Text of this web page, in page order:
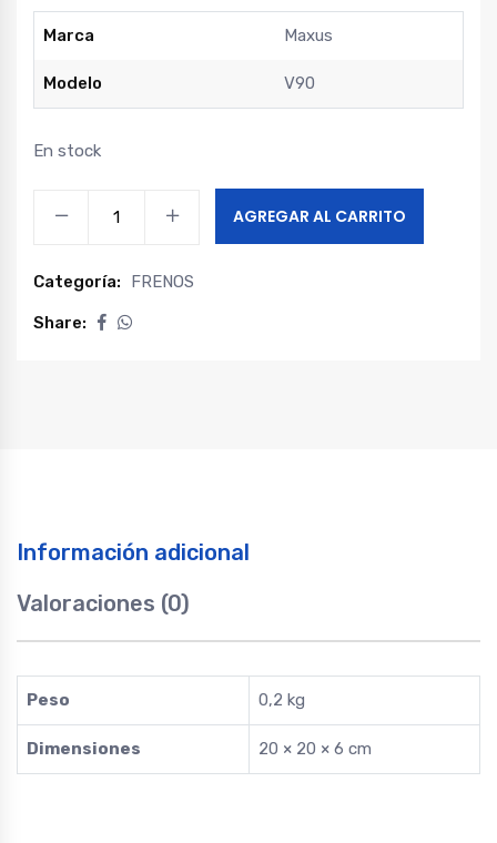
Marca Maxus
Modelo V90
En stock
izquierdo
maxus
AGREGAR AL CARRITO
Categoría: FRENOS
Share:
Información adicional
Valoraciones (0)
Peso 0,2 kg
Dimensiones 20 × 20 × 6 cm